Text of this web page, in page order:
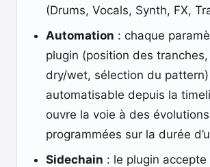
(Drums, Vocals, Synth, FX,
Automation : chaque
plugin (position des
dry/wet, sélection du
automatisable depuis la
ouvre la voie à des
programmées sur la durée
Sidechain : le plugin